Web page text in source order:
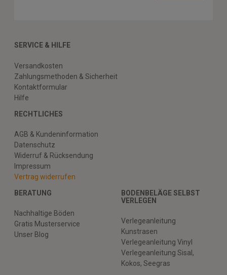
SERVICE & HILFE
Versandkosten
Zahlungsmethoden & Sicherheit
Kontaktformular
Hilfe
RECHTLICHES
AGB & Kundeninformation
Datenschutz
Widerruf & Rücksendung
Impressum
Vertrag widerrufen
BERATUNG
Nachhaltige Böden
Gratis Musterservice
Unser Blog
BODENBELÄGE SELBST
VERLEGEN
Verlegeanleitung
Kunstrasen
Verlegeanleitung Vinyl
Verlegeanleitung Sisal,
Kokos, Seegras